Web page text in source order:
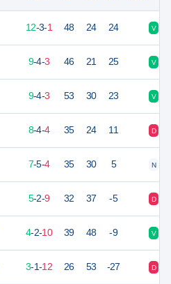
12-3-1 48 24 24 V
9-4-3 46 21 25 V
9-4-3 53 30 23 V
8-4-4 35 24 11 D
7-5-4 35 30 5 N
5-2-9 32 37 -5 D
4-2-10 39 48 -9 V
3-1-12 26 53 -27 D